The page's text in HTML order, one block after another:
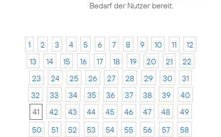
Bedarf der Nutzer bereit.
1 2 3 4 5 6 7 8 9 10 11
12
13
14 15 16 17 18 19 20 21
22
23
24 25 26 27 28 29 30
31
32
33 34 35 36 37 38 39
40
41
42 43 44 45 46 47 48
49
50
51 52 53 54 55 56 57
58